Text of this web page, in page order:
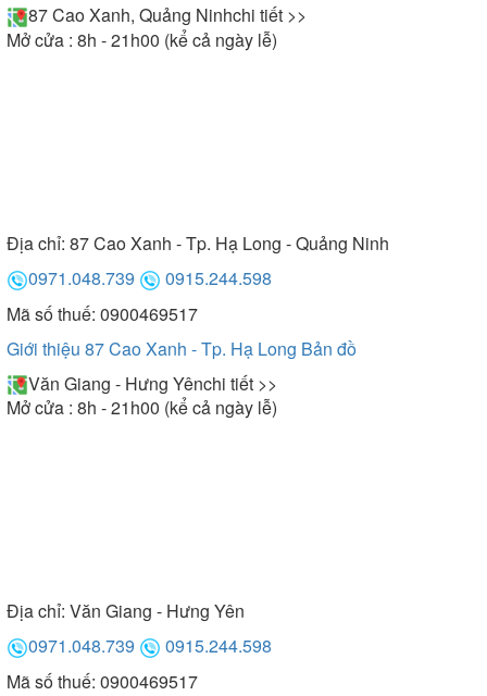
87 Cao Xanh, Quảng Ninhchi tiết >>
Mở cửa : 8h - 21h00 (kể cả ngày lễ)
Địa chỉ: 87 Cao Xanh - Tp. Hạ Long - Quảng Ninh
0971.048.739
0915.244.598
Mã số thuế: 0900469517
Giới thiệu 87 Cao Xanh - Tp. Hạ Long Bản đồ
Văn Giang - Hưng Yênchi tiết >>
Mở cửa : 8h - 21h00 (kể cả ngày lễ)
Địa chỉ: Văn Giang - Hưng Yên
0971.048.739
0915.244.598
Mã số thuế: 0900469517